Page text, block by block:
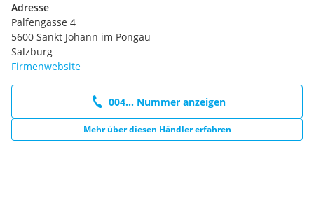
Adresse
Palfengasse 4
5600 Sankt Johann im Pongau
Salzburg
Firmenwebsite
004... Nummer anzeigen
Mehr über diesen Händler erfahren